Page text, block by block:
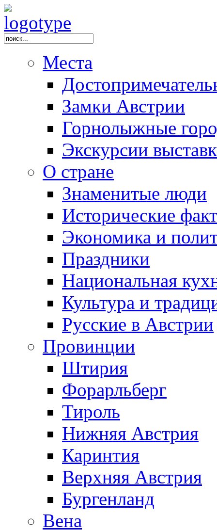
Места
Замки Австрии
Горнолыжные
Экскурсии
О стране
Знаменитые люди
Исторические
Экономика и
Праздники
Национальная
Культура и
Русские в Австрии
Провинции
Штирия
Форарльберг
Тироль
Нижняя Австрия
Каринтия
Верхняя Австрия
Бургенланд
Вена